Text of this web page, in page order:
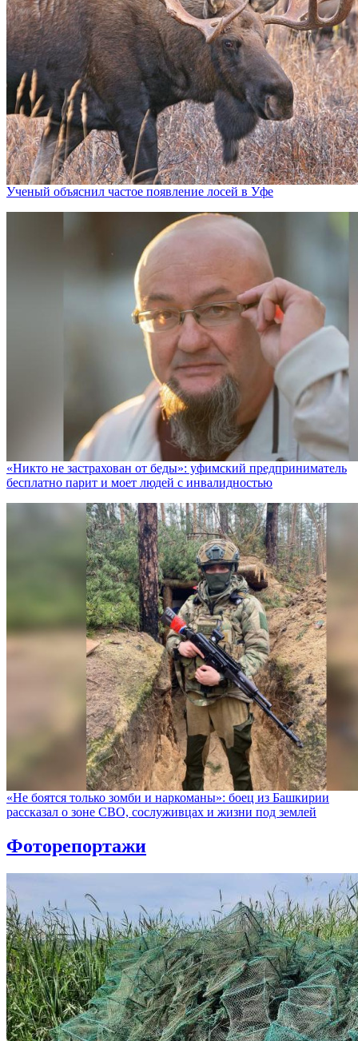
Ученый объяснил частое появление лосей в Уфе
«Никто не заcтрахован от беды»: уфимский предприниматель
бесплатно парит и моет людей с инвалидностью
«Не боятся только зомби и наркоманы»: боец из Башкирии
рассказал о зоне СВО, сослуживцах и жизни под землей
Фоторепортажи